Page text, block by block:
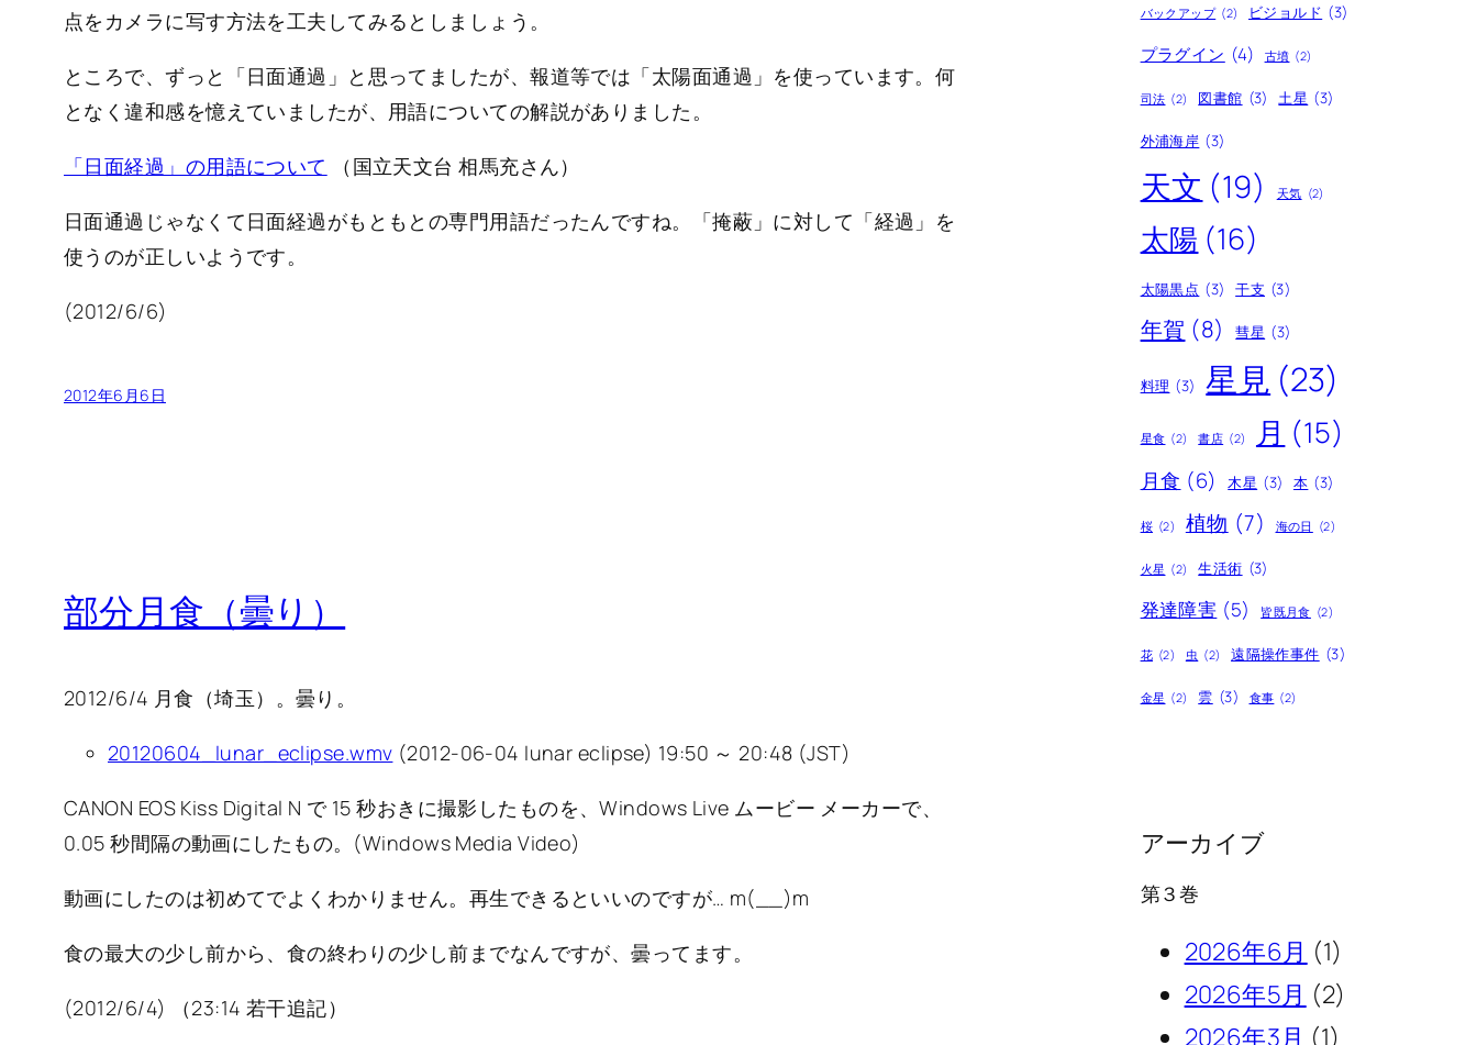
点をカメラに写す方法を工夫してみるとしましょう。
ところで、ずっと「日面通過」と思ってましたが、報道等では「太陽面通過」を使っています。何
となく違和感を憶えていましたが、用語についての解説がありました。
「日面経過」の用語について （国立天文台 相馬充さん）
日面通過じゃなくて日面経過がもともとの専門用語だったんですね。「掩蔽」に対して「経過」を
使うのが正しいようです。
(2012/6/6)
2012年6月6日
部分月食（曇り）
2012/6/4 月食（埼玉）。曇り。
20120604_lunar_eclipse.wmv (2012-06-04 lunar eclipse) 19:50 ～ 20:48 (JST)
CANON EOS Kiss Digital N で 15 秒おきに撮影したものを、Windows Live ムービー メーカーで、
0.05 秒間隔の動画にしたもの。(Windows Media Video)
動画にしたのは初めてでよくわかりません。再生できるといいのですが… m(__)m
食の最大の少し前から、食の終わりの少し前までなんですが、曇ってます。
(2012/6/4) （23:14 若干追記）
バックアップ (2) ビジョルド (3)
プラグイン (4) 古墳 (2)
司法 (2) 図書館 (3) 土星 (3)
外浦海岸 (3)
天文 (19) 天気 (2)
太陽 (16)
太陽黒点 (3) 干支 (3)
年賀 (8) 彗星 (3)
料理 (3) 星見 (23)
星食 (2) 書店 (2) 月 (15)
月食 (6) 木星 (3) 本 (3)
桜 (2) 植物 (7) 海の日 (2)
火星 (2) 生活術 (3)
発達障害 (5) 皆既月食 (2)
花 (2) 虫 (2) 遠隔操作事件 (3)
金星 (2) 雲 (3) 食事 (2)
アーカイブ
第３巻
2026年6月 (1)
2026年5月 (2)
2026年3月 (1)